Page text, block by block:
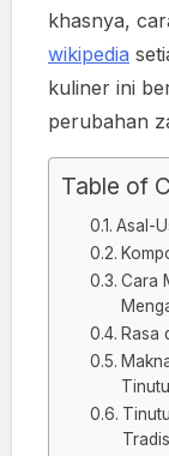
khasnya,
wikipedia
kuliner ini
perubahan
Table of
Asal-
Cara
Rasa